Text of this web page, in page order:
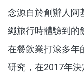
念源自於創辦人阿
繩旅行時體驗到的
在餐飲業打滾多年
研究，在2017年